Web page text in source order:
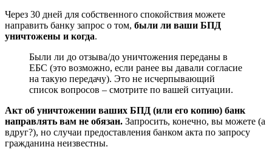
Через 30 дней для собственного спокойствия можете
направить банку запрос о том, были ли ваши БПД
уничтожены и когда.
Были ли до отзыва/до уничтожения переданы в
ЕБС (это возможно, если ранее вы давали согласие
на такую передачу). Это не исчерпывающий
список вопросов – смотрите по вашей ситуации.
Акт об уничтожении ваших БПД (или его копию) банк
направлять вам не обязан. Запросить, конечно, вы можете (а
вдруг?), но случаи предоставления банком акта по запросу
гражданина неизвестны.